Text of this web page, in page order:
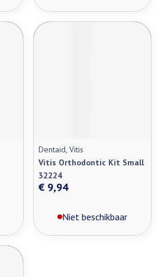
Dentaid, Vitis
Vitis Orthodontic Kit Small
32224
€ 9,94
Niet beschikbaar